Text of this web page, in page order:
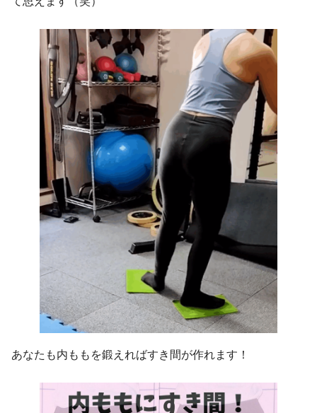
あなたも内ももを鍛えればすき間が作れます！